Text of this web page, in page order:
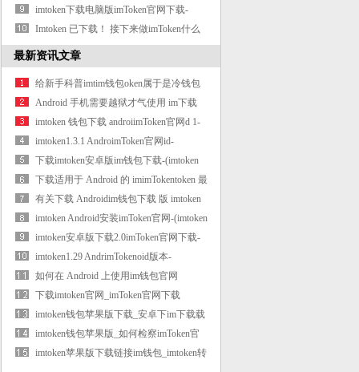
en如何迁
imtoken下载电脑版imToken官网下载-
(imtoken下
Imtoken 已下载！ 接下来做imToken什么
——（
最新资讯文章
给新手科普imtim钱包oken属于是冷钱包
吗
Android 手机需要越狱才气使用 im下载
imto
imtoken 钱包下载 androiimToken官网d 1-
(d 243)
imtoken1.3.1 AndroimToken官网id-
(imtoken15版本下
下载imtoken安卓版im钱包下载-(imtoken
安卓版
下载适用于 Android 的 imimTokentoken 最
新版本
有关下载 Androidim钱包下载 版 imtoken
钱包
imtoken Android安装imToken官网-(imtoken
Android官
imtoken安卓版下载2.0imToken官网下载-
（imt
imtoken1.29 AndrimTokenoid版本-
(imtoken291)
如何在 Android 上使用im钱包官网
imtoken -
下载imtoken官网_imToken官网下载
imtoken最新
imtoken钱包苹果版下载_安卓下im下载载
链接
imtoken钱包苹果版_如何检察imToken官
网下载
imtoken苹果版下载链接im钱包_imtoken转